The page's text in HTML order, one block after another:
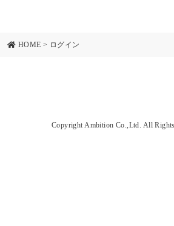
HOME > ログイン
Copyright Ambition Co.,Ltd. All